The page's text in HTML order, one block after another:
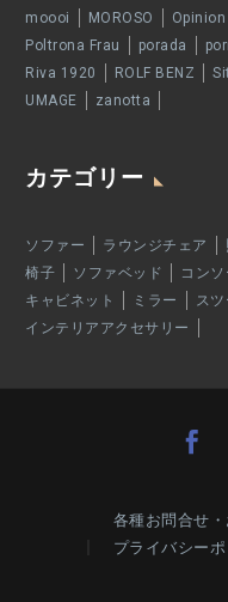
moooi
MOROSO
Poltrona Frau
porada
Riva 1920
ROLF BENZ
UMAGE
zanotta
カテゴリー
ソファー ラウンジチェア
椅子
ソファベッド コン
キャビネット
ミラー ス
インテリアアクセサリー
各種お問合せ
プライバシー